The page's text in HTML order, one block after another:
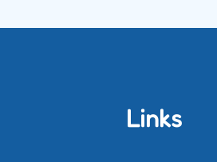
Links